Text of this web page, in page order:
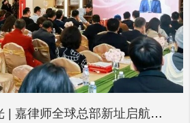
| 嘉律师全球总部新址启航暨